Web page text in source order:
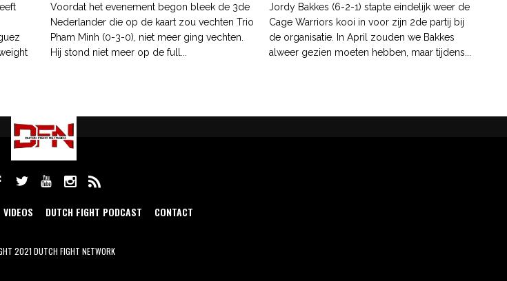
Voordat het evenement begon bleek de 3de
Nederlander die op de kaart zou vechten Trio
Pham Minh (0-3-0), niet meer ging vechten.
Hij stond niet meer op de full...
Jordy Bakkes (6-2-1) stapte eindelijk weer de
Cage Warriors kooi in voor zijn 2de partij bij
de organisatie. In April zouden we Bakkes
alweer gezien moeten hebben, maar tijdens...
VIDEOS DUTCH FIGHT PODCAST CONTACT
2021 DUTCH FIGHT NETWORK